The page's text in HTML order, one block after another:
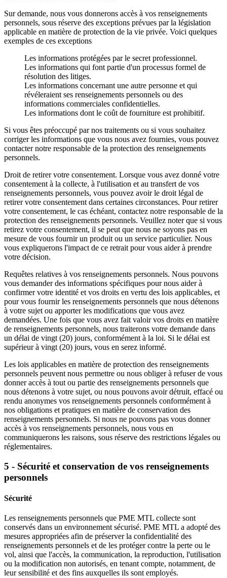
Sur demande, nous vous donnerons accès à vos renseignements
personnels, sous réserve des exceptions prévues par la législation
applicable en matière de protection de la vie privée. Voici quelques
exemples de ces exceptions
Les informations protégées par le secret professionnel.
Les informations qui font partie d'un processus formel de
résolution des litiges.
Les informations concernant une autre personne et qui
révéleraient ses renseignements personnels ou des
informations commerciales confidentielles.
Les informations dont le coût de fourniture est prohibitif.
Si vous êtes préoccupé par nos traitements ou si vous souhaitez
corriger les informations que vous nous avez fournies, vous pouvez
contacter notre responsable de la protection des renseignements
personnels.
Droit de retirer votre consentement. Lorsque vous avez donné votre
consentement à la collecte, à l'utilisation et au transfert de vos
renseignements personnels, vous pouvez avoir le droit légal de
retirer votre consentement dans certaines circonstances. Pour retirer
votre consentement, le cas échéant, contactez notre responsable de la
protection des renseignements personnels. Veuillez noter que si vous
retirez votre consentement, il se peut que nous ne soyons pas en
mesure de vous fournir un produit ou un service particulier. Nous
vous expliquerons l'impact de ce retrait pour vous aider à prendre
votre décision.
Requêtes relatives à vos renseignements personnels. Nous pouvons
vous demander des informations spécifiques pour nous aider à
confirmer votre identité et vos droits en vertu des lois applicables, et
pour vous fournir les renseignements personnels que nous détenons
à votre sujet ou apporter les modifications que vous avez
demandées. Une fois que vous avez fait valoir vos droits en matière
de renseignements personnels, nous traiterons votre demande dans
un délai de vingt (20) jours, conformément à la loi. Si le délai est
supérieur à vingt (20) jours, vous en serez informé.
Les lois applicables en matière de protection des renseignements
personnels peuvent nous permettre ou nous obliger à refuser de vous
donner accès à tout ou partie des renseignements personnels que
nous détenons à votre sujet, ou nous pouvons avoir détruit, effacé ou
rendu anonymes vos renseignements personnels conformément à
nos obligations et pratiques en matière de conservation des
renseignements personnels. Si nous ne pouvons pas vous donner
accès à vos renseignements personnels, nous vous en
communiquerons les raisons, sous réserve des restrictions légales ou
réglementaires.
5 - Sécurité et conservation de vos renseignements
personnels
Sécurité
Les renseignements personnels que PME MTL collecte sont
conservés dans un environnement sécurisé. PME MTL a adopté des
mesures appropriées afin de préserver la confidentialité des
renseignements personnels et de les protéger contre la perte ou le
vol, ainsi que l'accès, la communication, la reproduction, l'utilisation
ou la modification non autorisés, en tenant compte, notamment, de
leur sensibilité et des fins auxquelles ils sont employés.